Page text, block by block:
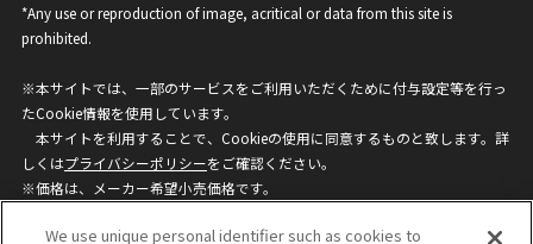
*Any use or reproduction of image, acritical or data from this site is
prohibited.
※本サイトでは、一部のサービスをご利用いただくために付与設定等を行っ
たCookie情報を使用しています。
本サイトを利用することで、Cookieの使用に同意するものと致します。詳
しくはプライバシーポリシーをご確認ください。
※価格は、メーカー希望小売価格です。
ざいますのでご了承ください。
We use unique personal identifier such as cookies to